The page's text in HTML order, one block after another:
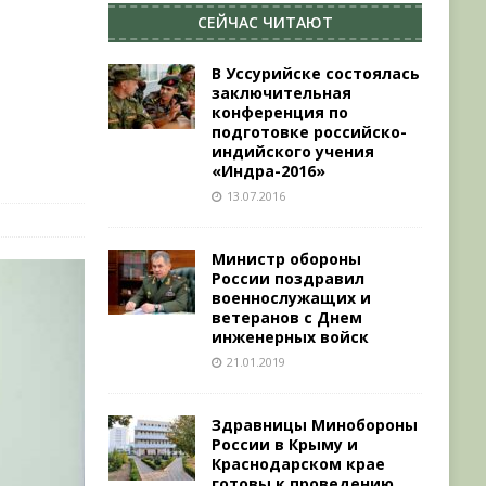
СЕЙЧАС ЧИТАЮТ
В Уссурийске состоялась
заключительная
конференция по
подготовке российско-
индийского учения
«Индра-2016»
13.07.2016
Министр обороны
России поздравил
военнослужащих и
ветеранов с Днем
инженерных войск
21.01.2019
Здравницы Минобороны
России в Крыму и
Краснодарском крае